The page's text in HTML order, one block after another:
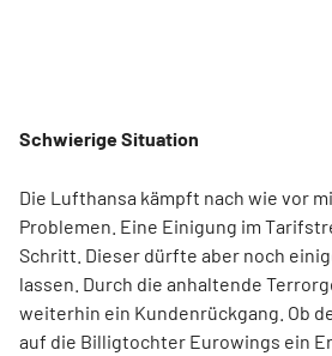
Schwierige Situation
Die Lufthansa kämpft nach wie vor
Problemen. Eine Einigung im
Schritt. Dieser dürfte aber noch
lassen. Durch die anhaltende
weiterhin ein Kundenrückgang. Ob
auf die Billigtochter Eurowings ein